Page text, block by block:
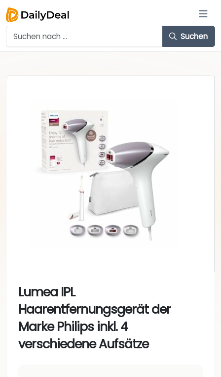
Suchen
Lumea IPL
Haarentfernungsgerät der
Marke Philips inkl. 4
verschiedene Aufsätze